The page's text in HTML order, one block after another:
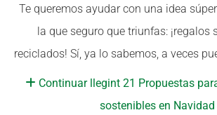
Te queremos ayudar con una idea
la que seguro que triunfas: ¡regalos
reciclados! Sí, ya lo sabemos, a veces
Continuar llegint 21 Propuestas
sostenibles en Navidad
CONEIX FUNDESPLAI
CONEIX FUNDESPLAI